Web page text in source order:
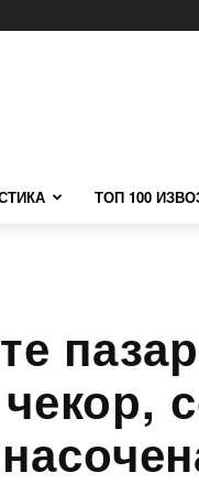
ТОП 100